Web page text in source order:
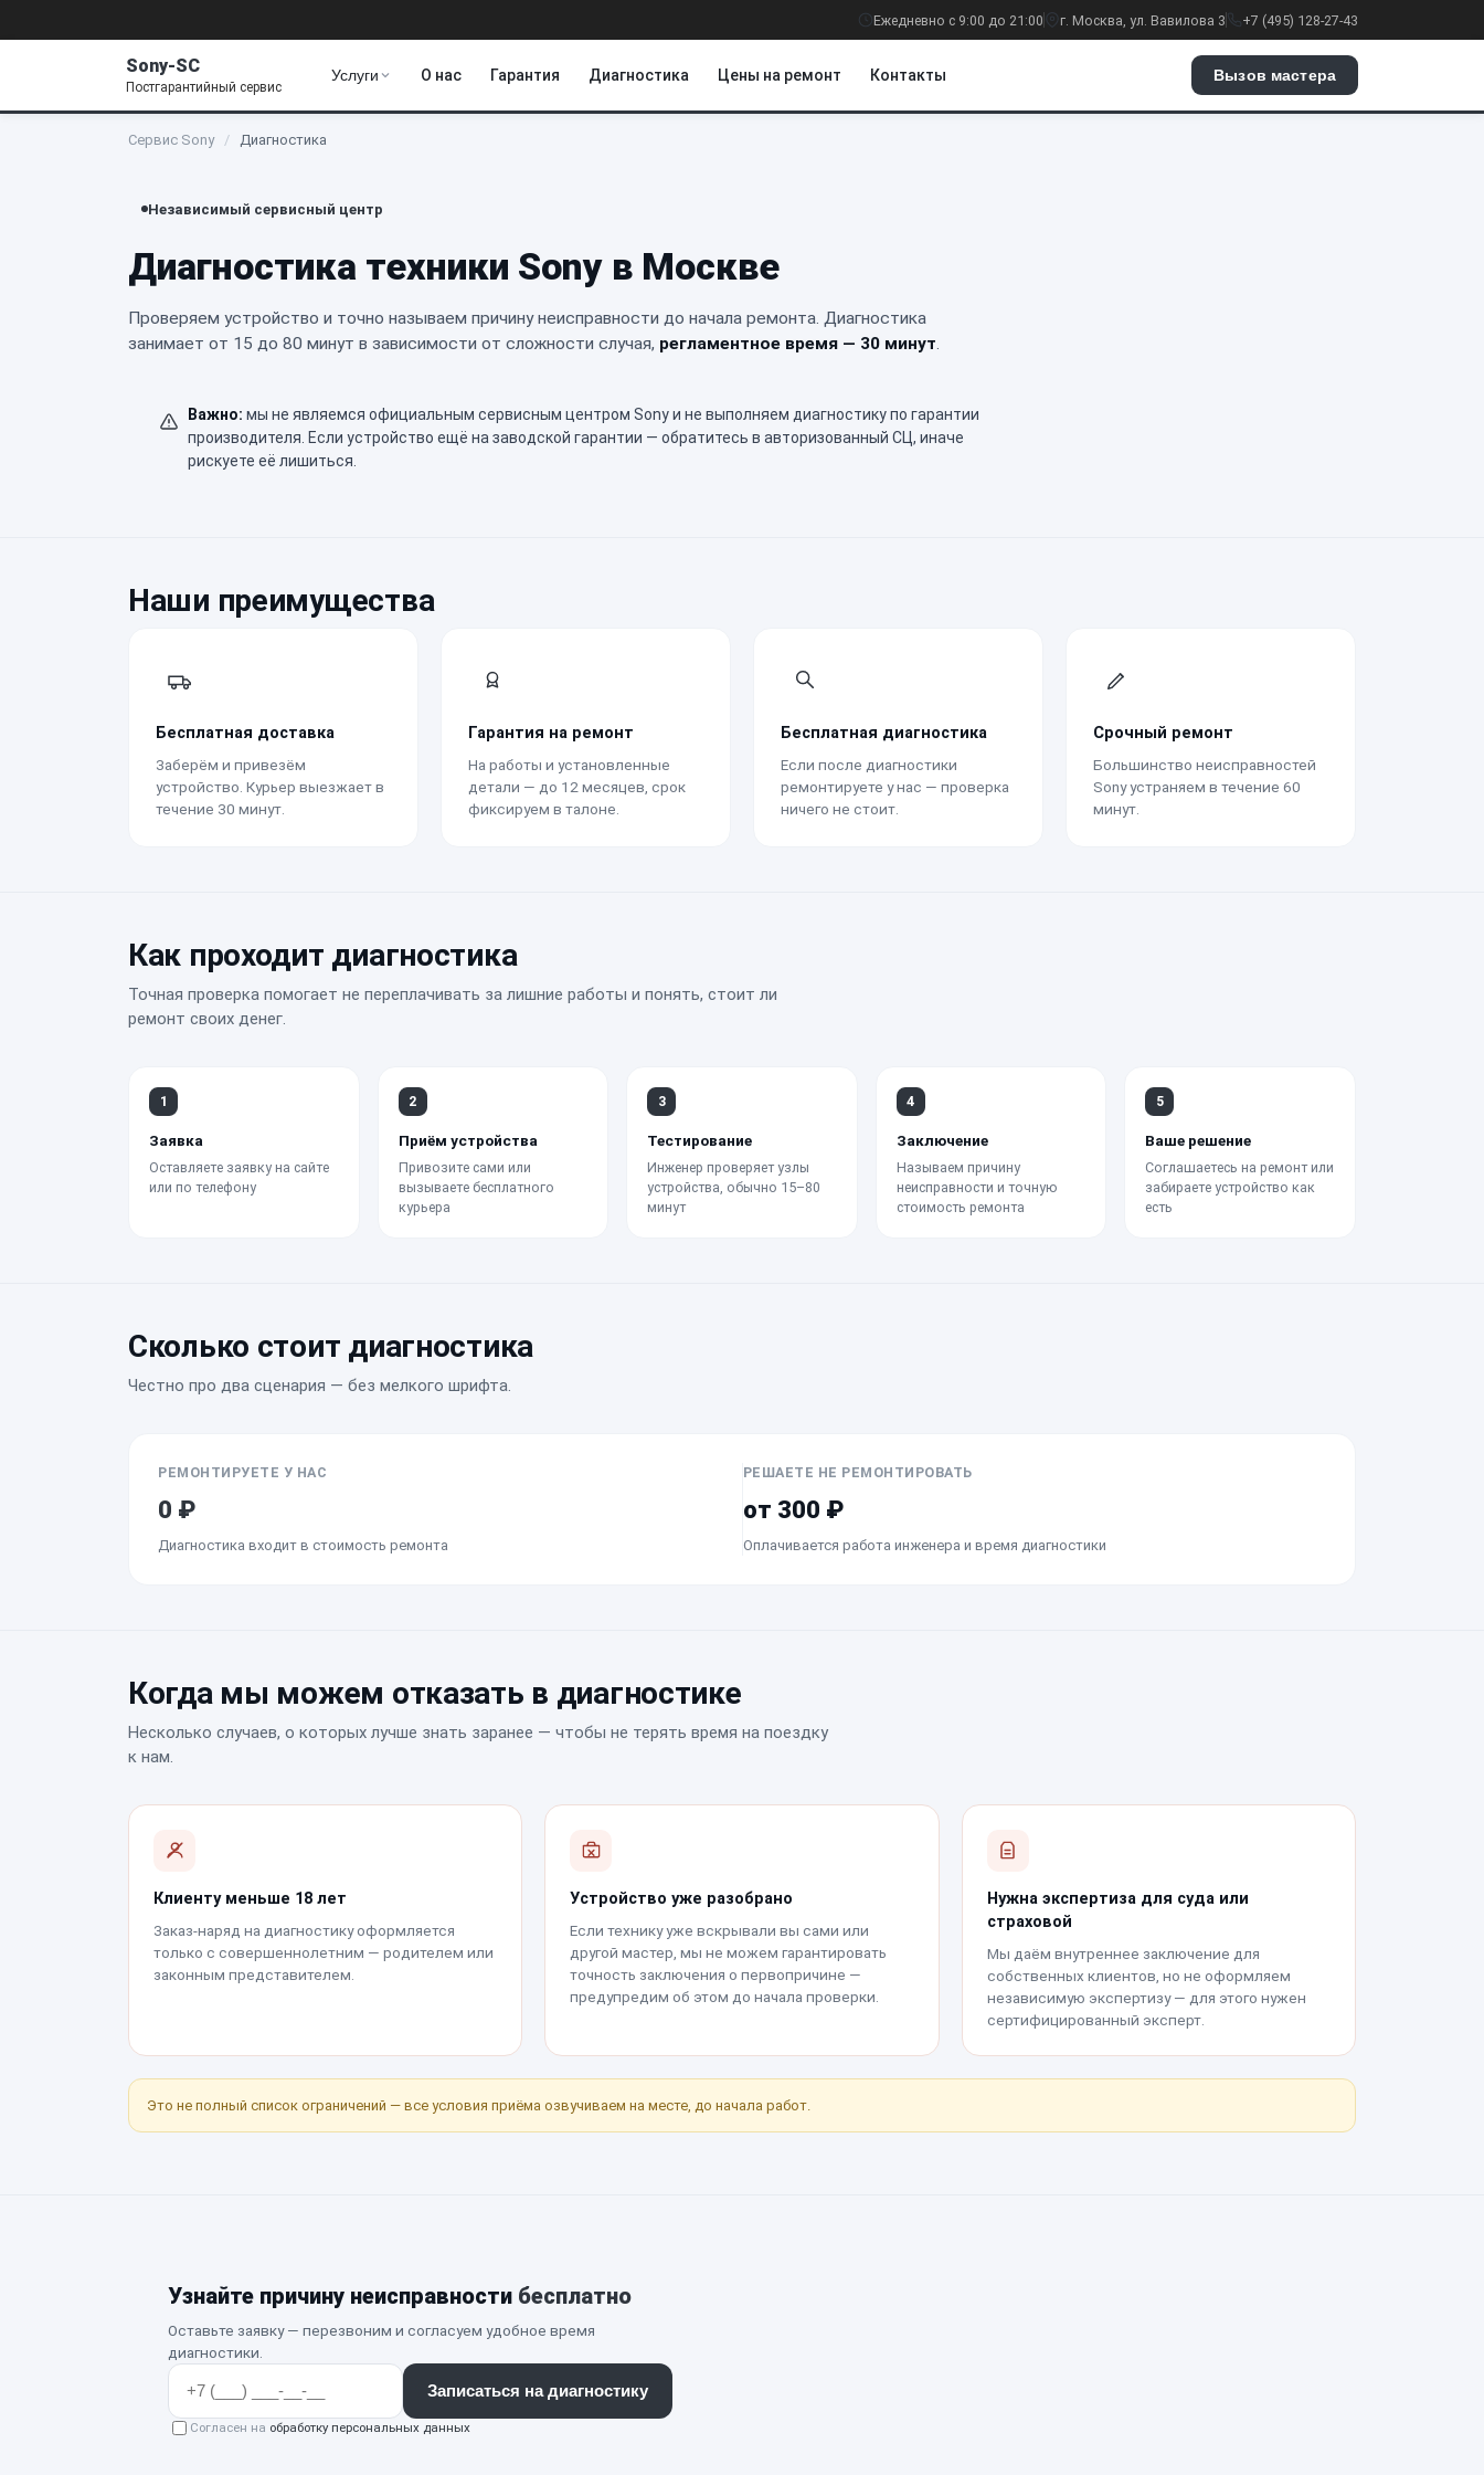
Ежедневно с 9:00 до 21:00 г. Москва, ул. Вавилова 3 +7 (495) 128-27-43
Sony-SC
Постгарантийный сервис
Услуги О нас Гарантия Диагностика Цены на ремонт Контакты Вызов мастера
Сервис Sony / Диагностика
Независимый сервисный центр
Диагностика техники Sony в Москве
Проверяем устройство и точно называем причину неисправности до начала ремонта. Диагностика
занимает от 15 до 80 минут в зависимости от сложности случая, регламентное время — 30 минут
Важно: мы не являемся официальным сервисным центром Sony и не выполняем диагностику по гарантии
производителя. Если устройство ещё на заводской гарантии — обратитесь в авторизованный СЦ, иначе
рискуете её лишиться.
Наши преимущества
Бесплатная доставка
Заберём и привезём
устройство. Курьер выезжает в
течение 30 минут.
Гарантия на ремонт
На работы и установленные
детали — до 12 месяцев, срок
фиксируем в талоне.
Бесплатная диагностика
Если после диагностики
ремонтируете у нас — проверка
ничего не стоит.
Срочный ремонт
Большинство неисправностей
Sony устраняем в течение 60
минут.
Как проходит диагностика
Точная проверка помогает не переплачивать за лишние работы и понять, стоит ли
ремонт своих денег.
1
Заявка
Оставляете заявку на сайте
или по телефону
2
Приём устройства
Привозите сами или
вызываете бесплатного
курьера
3
Тестирование
Инженер проверяет узлы
устройства, обычно 15–80
минут
4
Заключение
Называем причину
неисправности и точную
стоимость ремонта
5
Ваше решение
Соглашаетесь на ремонт или
забираете устройство как
есть
Сколько стоит диагностика
Честно про два сценария — без мелкого шрифта.
РЕМОНТИРУЕТЕ У НАС
0 ₽
Диагностика входит в стоимость ремонта
РЕШАЕТЕ НЕ РЕМОНТИРОВАТЬ
от 300 ₽
Оплачивается работа инженера и время диагностики
Когда мы можем отказать в диагностике
Несколько случаев, о которых лучше знать заранее — чтобы не терять время на поездку
к нам.
Клиенту меньше 18 лет
Заказ-наряд на диагностику оформляется
только с совершеннолетним — родителем или
законным представителем.
Устройство уже разобрано
Если технику уже вскрывали вы сами или
другой мастер, мы не можем гарантировать
точность заключения о первопричине —
предупредим об этом до начала проверки.
Нужна экспертиза для суда или
страховой
Мы даём внутреннее заключение для
собственных клиентов, но не оформляем
независимую экспертизу — для этого нужен
сертифицированный эксперт.
Это не полный список ограничений — все условия приёма озвучиваем на месте, до начала работ.
Узнайте причину неисправности бесплатно
Оставьте заявку — перезвоним и согласуем удобное время
диагностики.
Записаться на диагностику
Согласен на обработку персональных данных